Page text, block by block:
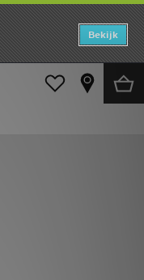
Bekijk